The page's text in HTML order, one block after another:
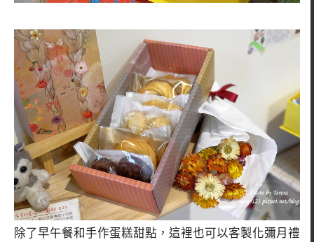
除了早午餐和手作蛋糕甜點，這裡也可以客製化彌月禮